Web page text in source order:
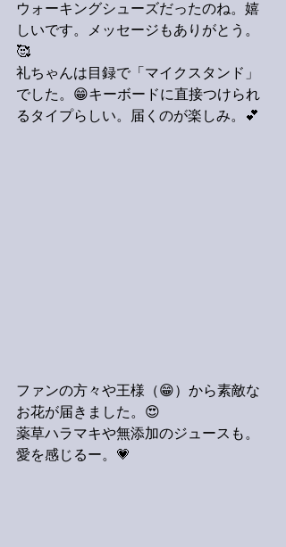
ウォーキングシューズだったのね。嬉
しいです。メッセージもありがとう。
🥰
礼ちゃんは目録で「マイクスタンド」
でした。😁キーボードに直接つけられ
るタイプらしい。届くのが楽しみ。💕
ファンの方々や王様（😁）から素敵な
お花が届きました。😍
薬草ハラマキや無添加のジュースも。
愛を感じるー。💗